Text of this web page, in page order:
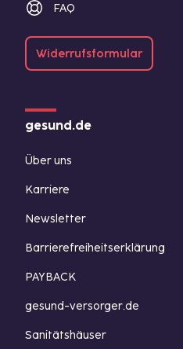
FAQ
Widerrufsformular
gesund.de
Über uns
Karriere
Newsletter
Barrierefreiheitserklärung
PAYBACK
gesund-versorger.de
Sanitätshäuser